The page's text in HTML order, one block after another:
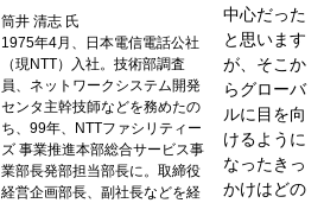
筒井 清志 氏
1975年4月、日本電信電話公社
（現NTT）入社。技術部調査
員、ネットワークシステム開発
センタ主幹技師などを務めたの
ち、99年、NTTファシリティー
ズ 事業推進本部総合サービス事
業部長発部担当部長に。取締役
経営企画部長、副社長などを経
中心だった
と思います
が、そこか
らグローバ
ルに目を向
けるように
なったきっ
かけはどの